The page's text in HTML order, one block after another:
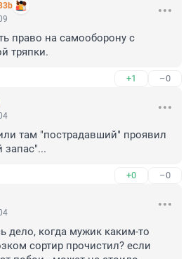
право на самооборону с
тряпки.
+1 –0
там "пострадавший" проявил
запас"...
+0 –0
дело, когда мужик каким-то
сортир прочистил? если